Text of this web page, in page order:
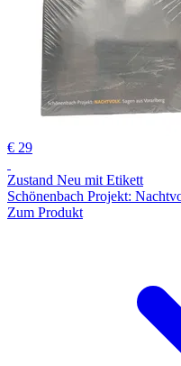
€ 29
Zustand Neu mit Etikett
Schönenbach Projekt:
Zum Produkt